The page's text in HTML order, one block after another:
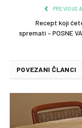
PREVIOUS
Recept koji
spremati – POSNE
POVEZANI ČLANCI